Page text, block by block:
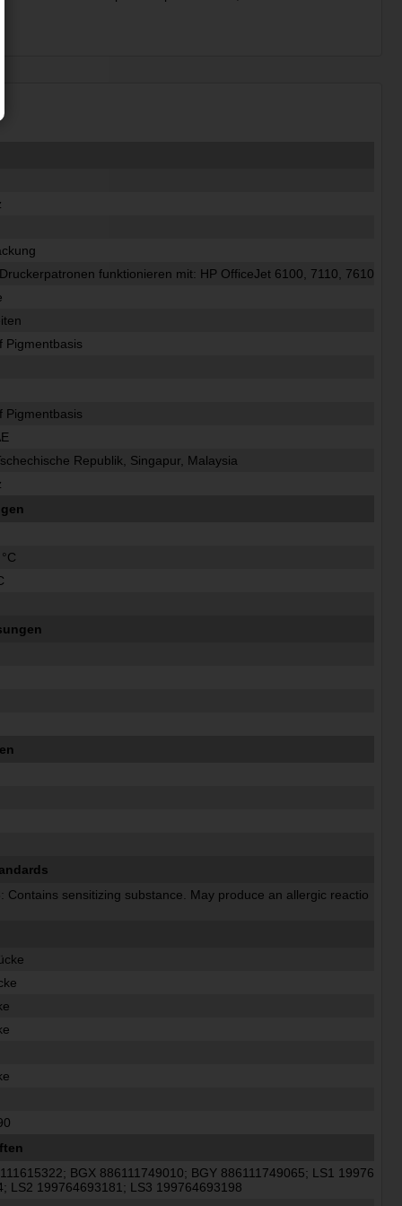
funktionieren mit: HP OfficeJet 6100, 7110, 7610
Pigmentbasis
Pigmentbasis
Republik, Singapur, Malaysia
Contains sensitizing substance. May produce an allergic reactio
BGX 886111749010; BGY 886111749065; LS1 19976
LS2 199764693181; LS3 199764693198